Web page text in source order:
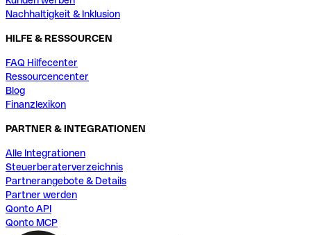
Nachhaltigkeit & Inklusion
HILFE & RESSOURCEN
FAQ Hilfecenter
Ressourcencenter
Blog
Finanzlexikon
PARTNER & INTEGRATIONEN
Alle Integrationen
Steuerberaterverzeichnis
Partnerangebote & Details
Partner werden
Qonto API
Qonto MCP